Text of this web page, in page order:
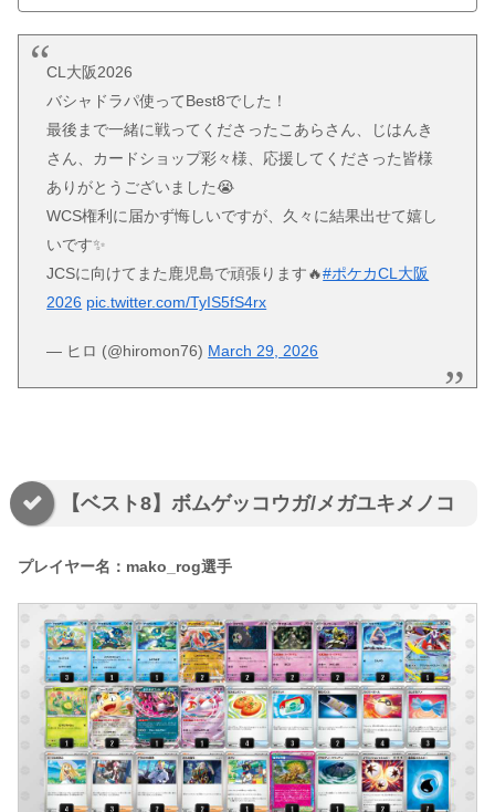
CL大阪2026
バシャドラパ使ってBest8でした！
最後まで一緒に戦ってくださったこあらさん、じはんき
さん、カードショップ彩々様、応援してくださった皆様
ありがとうございました😭
WCS権利に届かず悔しいですが、久々に結果出せて嬉し
いです✨
JCSに向けてまた鹿児島で頑張ります🔥#ポケカCL大阪
2026 pic.twitter.com/TyIS5fS4rx
— ヒロ (@hiromon76) March 29, 2026
【ベスト8】ボムゲッコウガ/メガユキメノコ
プレイヤー名：mako_rog選手